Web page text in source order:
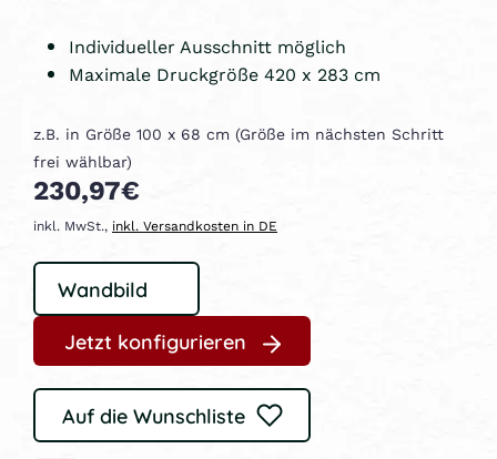
Individueller Ausschnitt möglich
Maximale Druckgröße 420 x 283 cm
z.B. in Größe 100 x 68 cm (Größe im nächsten Schritt
frei wählbar)
230,97€
inkl. MwSt., inkl. Versandkosten in DE
Jetzt konfigurieren
Auf die Wunschliste